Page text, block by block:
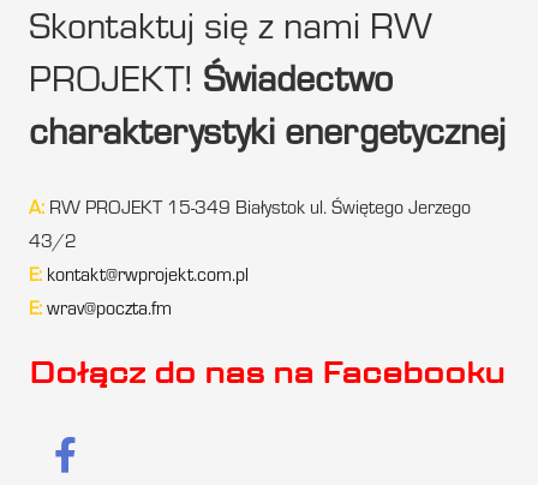
Skontaktuj się z nami RW
PROJEKT! Świadectwo
charakterystyki energetycznej
A: RW PROJEKT 15-349 Białystok ul. Świętego Jerzego
43/2
E: kontakt@rwprojekt.com.pl
E: wrav@poczta.fm
Dołącz do nas na Facebooku